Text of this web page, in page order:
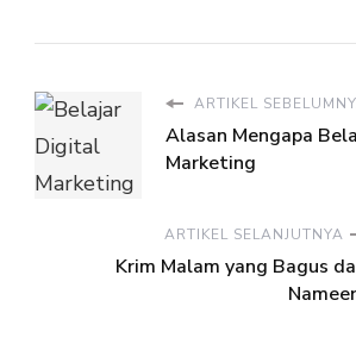
ARTIKEL
Alasan Mengapa
Marketing
ARTIKEL SELANJUTNYA
Krim Malam yang Bagus